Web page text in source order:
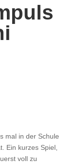
mal in der Schule
Ein kurzes Spiel,
voll zu